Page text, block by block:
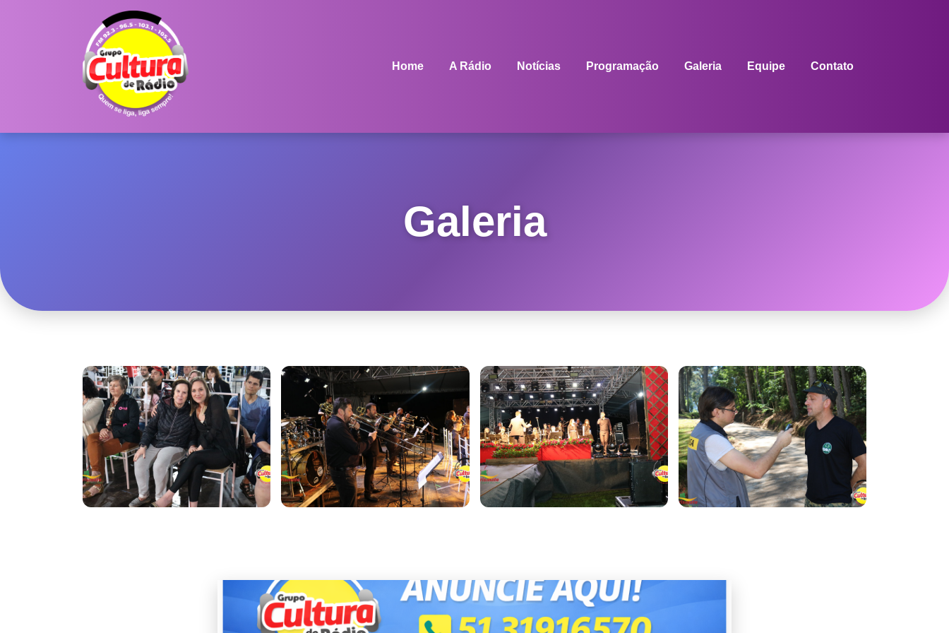
Home A Rádio Notícias Programação Galeria Equipe Contato
Galeria